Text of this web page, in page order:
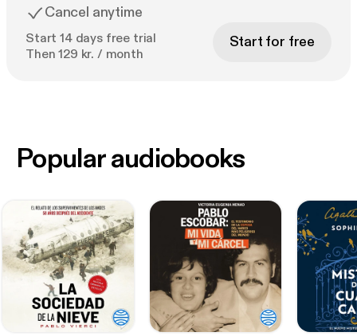
Cancel anytime
Start 14 days free trial
Then 129 kr. / month
Start for free
Popular audiobooks